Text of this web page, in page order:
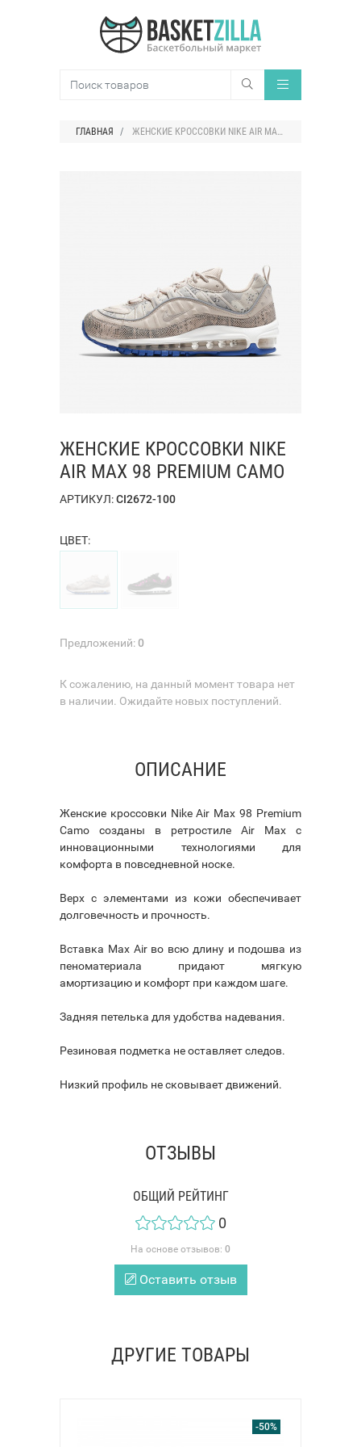
ГЛАВНАЯ ЖЕНСКИЕ КРОССОВКИ NIKE AIR MAX 98 PREMIUM CAMO
ЖЕНСКИЕ КРОССОВКИ NIKE
AIR MAX 98 PREMIUM CAMO
АРТИКУЛ:CI2672-100
ЦВЕТ:
Предложений:0
К сожалению, на данный момент товара нет
в наличии. Ожидайте новых поступлений.
ОПИСАНИЕ
Женские кроссовки Nike Air Max 98 Premium
Camo созданы в ретростиле Air Max с
инновационными технологиями для
комфорта в повседневной носке.
Верх с элементами из кожи обеспечивает
долговечность и прочность.
Вставка Max Air во всю длину и подошва из
пеноматериала придают мягкую
амортизацию и комфорт при каждом шаге.
Задняя петелька для удобства надевания.
Резиновая подметка не оставляет следов.
Низкий профиль не сковывает движений.
ОТЗЫВЫ
ОБЩИЙ РЕЙТИНГ
0
На основе отзывов: 0
Оставить отзыв
ДРУГИЕ ТОВАРЫ
-50%